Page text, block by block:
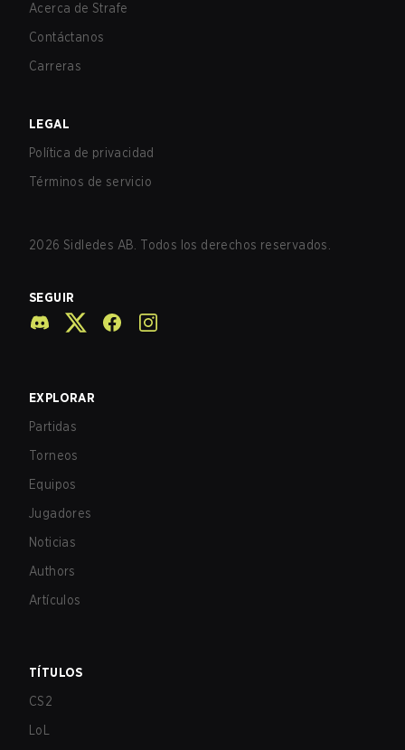
Acerca de Strafe
Contáctanos
Carreras
LEGAL
Política de privacidad
Términos de servicio
2026 Sidledes AB. Todos los derechos reservados.
SEGUIR
EXPLORAR
Partidas
Torneos
Equipos
Jugadores
Noticias
Authors
Artículos
TÍTULOS
CS2
LoL